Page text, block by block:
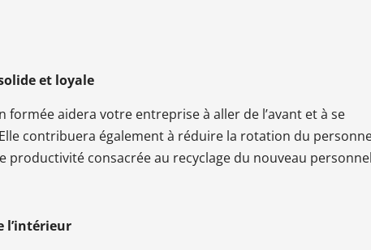
et loyale
formée aidera votre entreprise à aller de l’avant et à se
contribuera également à réduire la rotation du
productivité consacrée au recyclage du nouveau
l’intérieur